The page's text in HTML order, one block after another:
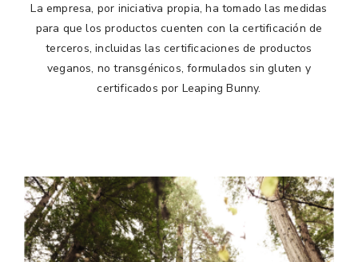
La empresa, por iniciativa propia, ha tomado las medidas
para que los productos cuenten con la certificación de
terceros, incluidas las certificaciones de productos
veganos, no transgénicos, formulados sin gluten y
certificados por Leaping Bunny.